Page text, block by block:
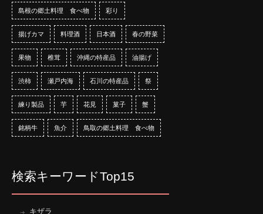
島根の郷土料理 食べ物 彩り
揚げカマ 料理酒 日本酒 春の野菜
果物 椎茸 沖縄の特産品 油揚げ
渋柿 瀬戸内海 石川の特産品 祭
練り製品 芋 花見 菓子 蟹
銘柄牛 魚介 鳥取の郷土料理 食べ物
検索キーワードTop15
キザラ